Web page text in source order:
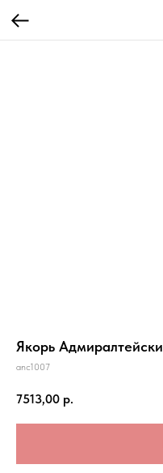
Якорь
anc1007
7513,00 р.